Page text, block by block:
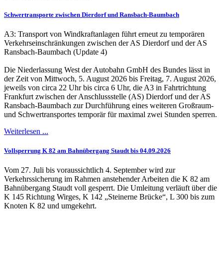
Schwertransporte zwischen Dierdorf und Ransbach-Baumbach
A3: Transport von Windkraftanlagen führt erneut zu temporären
Verkehrseinschränkungen zwischen der AS Dierdorf und der AS
Ransbach-Baumbach (Update 4)
Die Niederlassung West der Autobahn GmbH des Bundes lässt in
der Zeit von Mittwoch, 5. August 2026 bis Freitag, 7. August 2026,
jeweils von circa 22 Uhr bis circa 6 Uhr, die A3 in Fahrtrichtung
Frankfurt zwischen der Anschlussstelle (AS) Dierdorf und der AS
Ransbach-Baumbach zur Durchführung eines weiteren Großraum-
und Schwertransportes temporär für maximal zwei Stunden sperren.
Weiterlesen ...
Vollsperrung K 82 am Bahnübergang Staudt bis 04.09.2026
Vom 27. Juli bis voraussichtlich 4. September wird zur
Verkehrssicherung im Rahmen anstehender Arbeiten die K 82 am
Bahnübergang Staudt voll gesperrt. Die Umleitung verläuft über die
K 145 Richtung Wirges, K 142 „Steinerne Brücke“, L 300 bis zum
Knoten K 82 und umgekehrt.